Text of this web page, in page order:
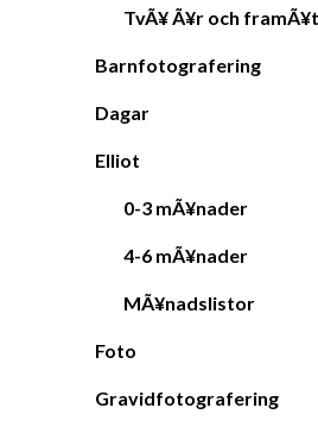
TvÃ¥ Ã¥r och framÃ¥t
Barnfotografering
Dagar
Elliot
0-3 mÃ¥nader
4-6 mÃ¥nader
MÃ¥nadslistor
Foto
Gravidfotografering